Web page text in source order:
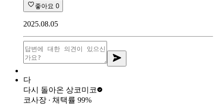
좋아요 0
2025.08.05
다
다시 돌아온 상코미코
코사장 ∙ 채택률 99%